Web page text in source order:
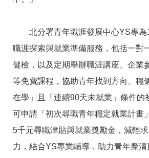
北分署青年職涯發展中心YS專為
職涯探索與就業準備服務，包括一對
健檢，以及定期舉辦職涯講座、企業
等免費課程，協助青年找到方向、穩
在學」且「連續90天未就業」條件的
可申請「初次尋職青年穩定就業計畫
5千元尋職津貼與就業獎勵金，減輕
力，結合YS專業輔導，助力青年釐